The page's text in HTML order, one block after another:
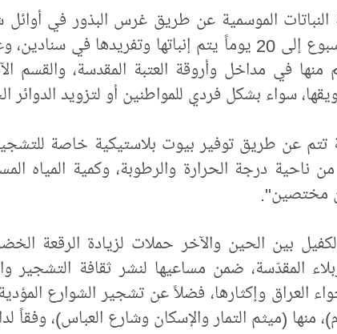
الموسمية عن طريق غرس البذور في أوائل
أواخر شهر مارس، وبعد أسبوع إلى 20 يوماً يتم إنباتها وتفريدها
منها في مداخل وأروقة العتبة المقدسة، والقسم
سواء بشكل فردي للمواطنين أو لتزويد الدوائر
تتم عن طريق توفير بيوت بلاستيكية خاصة
من ناحية درجة الحرارة والرطوبة، وكمية المياه
مختصين".
بين الحين والآخر حملات لزيادة الرقعة
المقدّسة، ضمن مساعيها لنشر ثقافة التشجير
العراق وإكثارها، فضلاً عن تشجير الشوارع
منها (ميثم التمار والإسكان وشارع العباس)، وفقاً